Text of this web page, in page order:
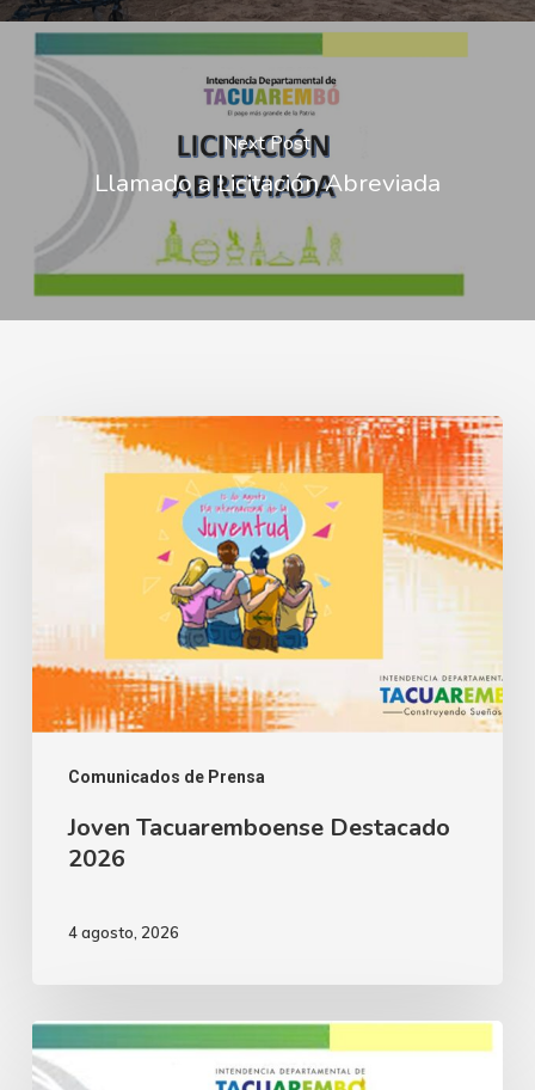
Next Post
Llamado a Licitación Abreviada
Comunicados de Prensa
Tacuaremboense
Joven Tacuaremboense Destacado
2026
4 agosto, 2026
Pública